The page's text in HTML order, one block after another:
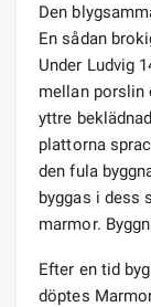
Den
En sådan
Under Ludvig
mellan porslin
yttre
plattorna
den fula
byggas i dess
marmor.
Efter en tid
döptes